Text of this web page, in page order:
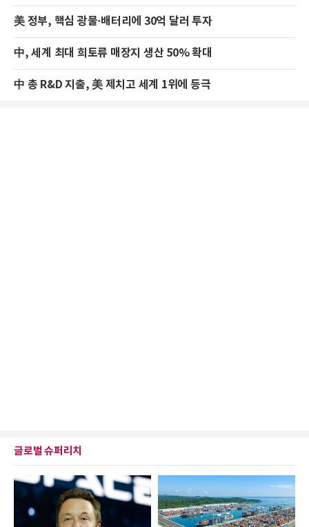
美 정부, 핵심 광물·배터리에 30억 달러 투자
中, 세계 최대 희토류 매장지 생산 50% 확대
中 총 R&D 지출, 美 제치고 세계 1위에 등극
글로벌 슈퍼리치